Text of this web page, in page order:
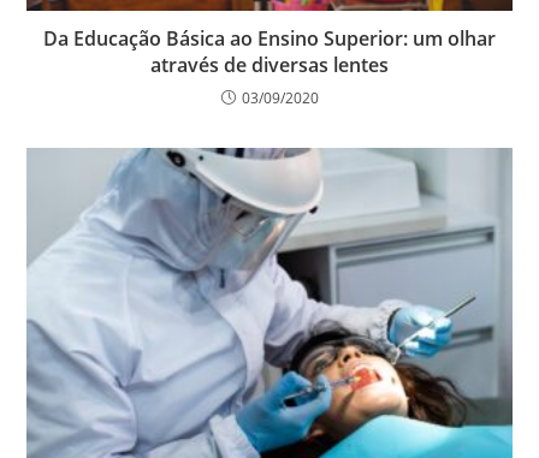
Da Educação Básica ao Ensino Superior: um olhar
através de diversas lentes
03/09/2020